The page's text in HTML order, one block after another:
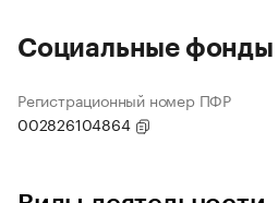
Социальные фонды
Регистрационный номер ПФР
002826104864